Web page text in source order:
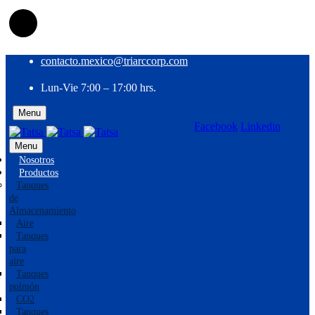
contacto.mexico@triarccorp.com
Lun-Vie 7:00 – 17:00 hrs.
Menu
EN
Facebook Linkedin
Menu
Nosotros
Productos
Tanques
de
Almacenamiento
Aire
Tanques
para
aire
Tanques
pulmón
CO2
Tanques